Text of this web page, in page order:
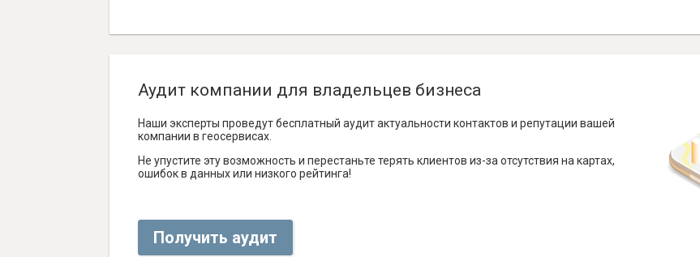
Аудит компании для владельцев бизнеса
Наши эксперты проведут бесплатный аудит актуальности контактов и репутации вашей
компании в геосервисах.
Не упустите эту возможность и перестаньте терять клиентов из-за отсутствия на картах,
ошибок в данных или низкого рейтинга!
Получить аудит